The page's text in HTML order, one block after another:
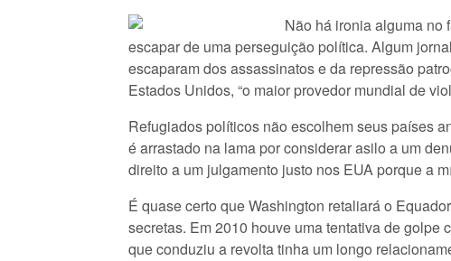
Não há ironia alguma no
escapar de uma perseguição política. Algum
escaparam dos assassinatos e da repressão
Estados Unidos, “o maior provedor mundial de
Refugiados políticos não escolhem seus países
é arrastado na lama por considerar asilo a um
direito a um julgamento justo nos EUA porque a
É quase certo que Washington retaliará o
secretas. Em 2010 houve uma tentativa de
que conduziu a revolta tinha um longo